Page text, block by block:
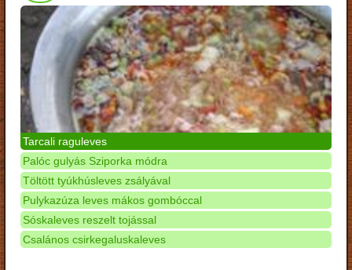
Tarcali raguleves
Palóc gulyás Sziporka módra
Töltött tyúkhúsleves zsályával
Pulykazúza leves mákos gombóccal
Sóskaleves reszelt tojással
Csalános csirkegaluskaleves